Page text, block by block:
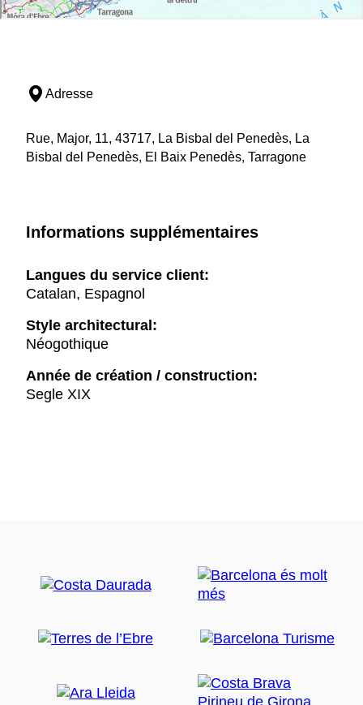
Adresse
Rue, Major, 11, 43717, La Bisbal del Penedès, La
Bisbal del Penedès, El Baix Penedès, Tarragone
Informations supplémentaires
Langues du service client:
Catalan, Espagnol
Style architectural:
Néogothique
Année de création / construction:
Segle XIX